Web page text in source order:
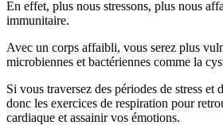
En effet, plus nous stressons, plus nous
immunitaire.
Avec un corps affaibli, vous serez plus
microbiennes et bactériennes comme la
Si vous traversez des périodes de stress et
donc les exercices de respiration pour
cardiaque et assainir vos émotions.